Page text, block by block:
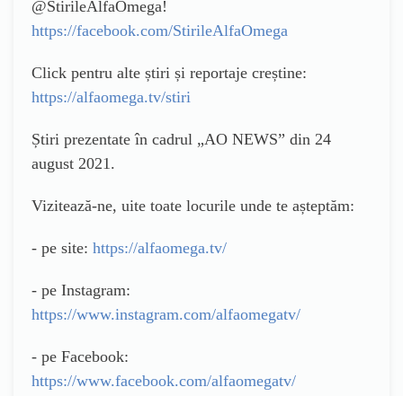
@StirileAlfaOmega!
https://facebook.com/StirileAlfaOmega
Click pentru alte știri și reportaje creștine:
https://alfaomega.tv/stiri
Știri prezentate în cadrul „AO NEWS” din 24
august 2021.
Vizitează-ne, uite toate locurile unde te așteptăm:
- pe site: https://alfaomega.tv/
- pe Instagram:
https://www.instagram.com/alfaomegatv/
- pe Facebook:
https://www.facebook.com/alfaomegatv/